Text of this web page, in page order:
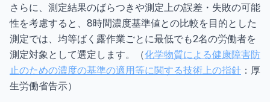
さらに、測定結果のばらつきや測定上の誤差・失敗の可能
性を考慮すると、8時間濃度基準値との比較を目的とした
測定では、均等ばく露作業ごとに最低でも2名の労働者を
測定対象として選定します。（化学物質による健康障害防
止のための濃度の基準の適用等に関する技術上の指針 ：厚
生労働省告示）